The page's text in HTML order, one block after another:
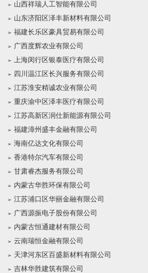
山西祥瑞人工智能有限公司
山东济阳区泽丰新材料有限公司
福建长乐区豪具贸易有限公司
广西度辉农业有限公司
上海闵行区银泰医疗有限公司
四川温江区长兴服务有限公司
江苏淮安精诚农业有限公司
重庆渝中区泽丰医疗有限公司
江苏高新区润仕新能源有限公司
福建漳州盛丰金融有限公司
海南亿达文化有限公司
香港特尔汽车有限公司
甘肃睿杰服务有限公司
内蒙古华胜环保有限公司
江苏浦口区华丽金融有限公司
广西源振电子股份有限公司
内蒙古恒通建材有限公司
云南瑞恒金融有限公司
天津河东区百盛新材料有限公司
吉林华胜建筑有限公司